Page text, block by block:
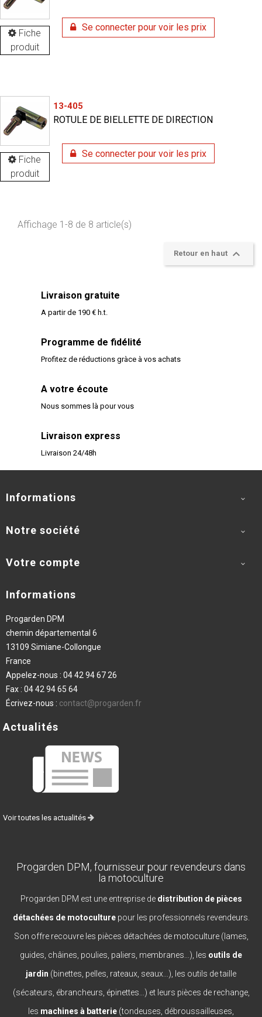
Fiche
produit
Se connecter pour voir les prix
Fiche
produit
13-405
ROTULE DE BIELLETTE DE DIRECTION
Se connecter pour voir les prix
Affichage 1-8 de 8 article(s)
Retour en haut 
Livraison gratuite
A partir de 190 € h.t.
Programme de fidélité
Profitez de réductions gràce à vos achats
A votre écoute
Nous sommes là pour vous
Livraison express
Livraison 24/48h
Informations 
Notre société 
Votre compte 
Informations
Progarden DPM
chemin départemental 6
13109 Simiane-Collongue
France
Appelez-nous : 04 42 94 67 26
Fax : 04 42 94 65 64
Écrivez-nous : contact@progarden.fr
Actualités
Voir toutes les actualités
Progarden DPM, fournisseur pour revendeurs dans
la motoculture
Progarden DPM est une entreprise de distribution de pièces
détachées de motoculturepour les professionnels revendeurs.
Son offre recouvre les pièces détachées de motoculture (lames,
guides, châines, poulies, paliers, membranes...), les outils de
jardin (binettes, pelles, rateaux, seaux...), les outils de taille
(sécateurs, ébrancheurs, épinettes...) et leurs pièces de rechange,
les machines à batterie (tondeuses, débroussailleuses,